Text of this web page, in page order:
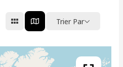
Trier Par